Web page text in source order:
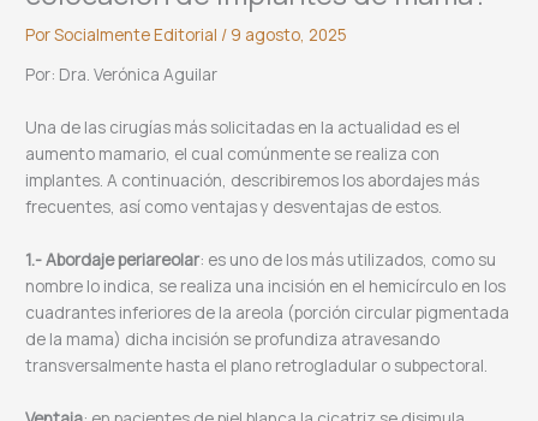
PorSocialmente Editorial / 9 agosto, 2025
Por: Dra. Verónica Aguilar
Una de las cirugías más solicitadas en la actualidad es el
aumento mamario, el cual comúnmente se realiza con
implantes. A continuación, describiremos los abordajes más
frecuentes, así como ventajas y desventajas de estos.
1.- Abordaje periareolar: es uno de los más utilizados, como su
nombre lo indica, se realiza una incisión en el hemicírculo en los
cuadrantes inferiores de la areola (porción circular pigmentada
de la mama) dicha incisión se profundiza atravesando
transversalmente hasta el plano retrogladular o subpectoral.